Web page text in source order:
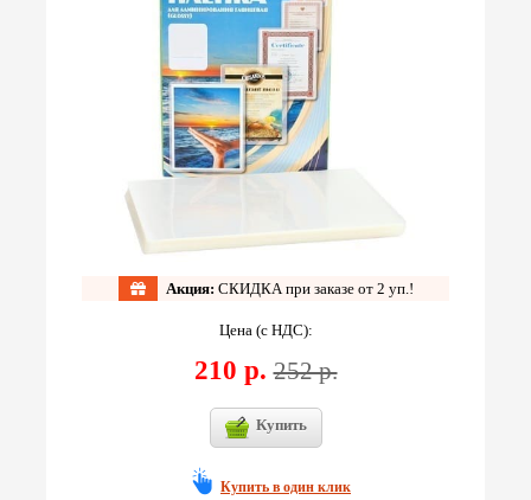
Акция: СКИДКА при заказе от 2 уп.!
Цена (с НДС):
210 р.252 р.
Купить
Купить в один клик